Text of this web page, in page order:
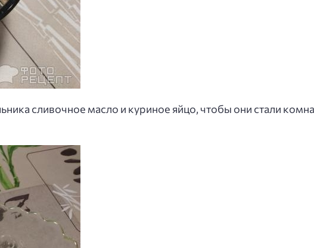
сливочное масло и куриное яйцо, чтобы они стали